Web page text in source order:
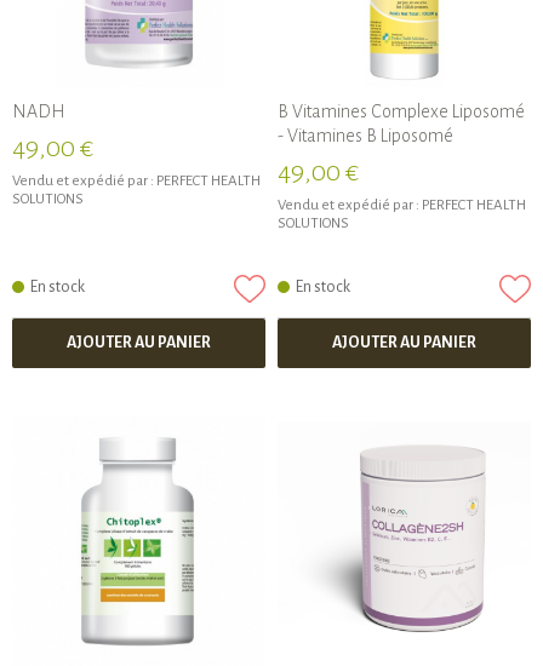
NADH
49,00 €
Vendu et expédié par : PERFECT HEALTH
SOLUTIONS
En stock
AJOUTER AU PANIER
B Vitamines Complexe Liposomé
- Vitamines B Liposomé
49,00 €
Vendu et expédié par : PERFECT HEALTH
SOLUTIONS
En stock
AJOUTER AU PANIER